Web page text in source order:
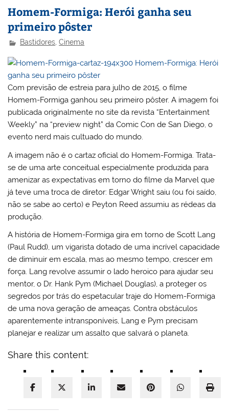
Homem-Formiga: Herói ganha seu
primeiro pôster
Bastidores,Cinema
Com previsão de estreia para julho de 2015, o filme
Homem-Formiga ganhou seu primeiro pôster. A imagem foi
publicada originalmente no site da revista “Entertainment
Weekly” na “preview night” da Comic Con de San Diego, o
evento nerd mais cultuado do mundo.
A imagem não é o cartaz oficial do Homem-Formiga. Trata-
se de uma arte conceitual especialmente produzida para
amenizar as expectativas em torno do filme da Marvel que
já teve uma troca de diretor: Edgar Wright saiu (ou foi saído,
não se sabe ao certo) e Peyton Reed assumiu as rédeas da
produção.
A história de Homem-Formiga gira em torno de Scott Lang
(Paul Rudd), um vigarista dotado de uma incrível capacidade
de diminuir em escala, mas ao mesmo tempo, crescer em
força. Lang revolve assumir o lado heroico para ajudar seu
mentor, o Dr. Hank Pym (Michael Douglas), a proteger os
segredos por trás do espetacular traje do Homem-Formiga
de uma nova geração de ameaças. Contra obstáculos
aparentemente intransponíveis, Lang e Pym precisam
planejar e realizar um assalto que salvará o planeta.
Share this content: